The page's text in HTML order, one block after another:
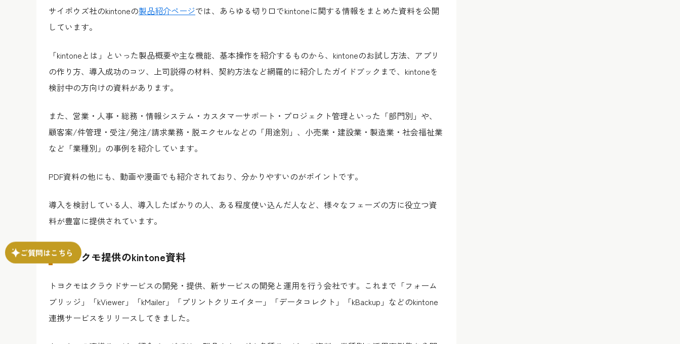
サイボウズ社のkintoneの製品紹介ページでは、あらゆる切り口でkintoneに関する情報をまとめた資料を公開
しています。
「kintoneとは」といった製品概要や主な機能、基本操作を紹介するものから、kintoneのお試し方法、アプリ
の作り方、導入成功のコツ、上司説得の材料、契約方法など網羅的に紹介したガイドブックまで、kintoneを
検討中の方向けの資料があります。
また、営業・人事・総務・情報システム・カスタマーサポート・プロジェクト管理といった「部門別」や、
顧客案/件管理・受注/発注/請求業務・脱エクセルなどの「用途別」、小売業・建設業・製造業・社会福祉業
など「業種別」の事例を紹介しています。
PDF資料の他にも、動画や漫画でも紹介されており、分かりやすいのがポイントです。
導入を検討している人、導入したばかりの人、ある程度使い込んだ人など、様々なフェーズの方に役立つ資
料が豊富に提供されています。
トヨクモ提供のkintone資料
トヨクモはクラウドサービスの開発・提供、新サービスの開発と運用を行う会社です。これまで「フォーム
ブリッジ」「kViewer」「kMailer」「プリントクリエイター」「データコレクト」「kBackup」などのkintone
連携サービスをリリースしてきました。
ご質問はこちら